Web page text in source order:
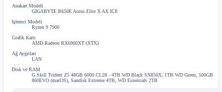
Anakart Modeli
GIGABYTE B650E Aorus Elite X AX ICE
İşlemci Modeli
Ryzen 9 7900
Grafik Kartı
AMD Radeon RX6900XT (XTX)
Ağ Aygıtları
LAN
Disk ve RAM
G.Skill Trident Z5 48GB 6000 CL28 - 4TB WD Black SN850X, 1TB WD Green, 500GB
860EVO (macOS), Sandisk Extreme 4TB, WD Essentials 2TB